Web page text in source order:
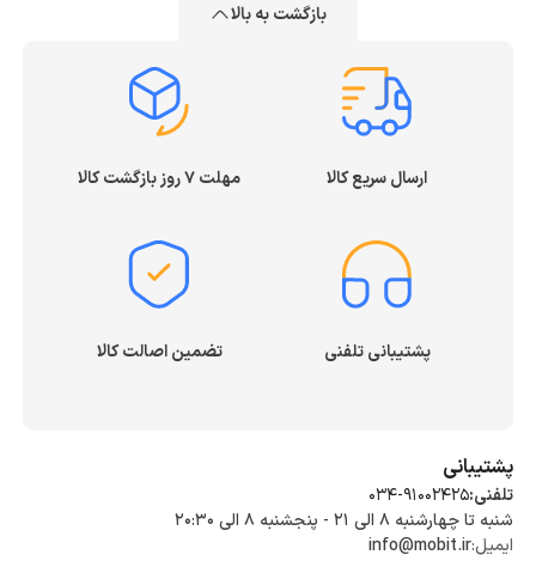
بازگشت به بالا
ارسال سریع کالا مهلت ۷ روز بازگشت کالا
پشتیبانی تلفنی تضمین اصالت کالا
پشتیبانی
تلفنی:034-91002425
شنبه تا چهارشنبه ۸ الی ۲۱ - پنجشنبه 8 الی ۲۰:۳۰
ایمیل:info@mobit.ir